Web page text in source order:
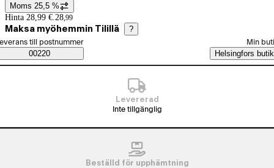
Prisinformation
Moms 25,5 %
Hinta 28,99 €. 28,99
Maksa myöhemmin Tilillä ?
Saatavuustiedot
beställningssätt
till postnummer
00220
Min
Helsingfors butik
Levererad
Inte tillgänglig
Beställd för upphämtning